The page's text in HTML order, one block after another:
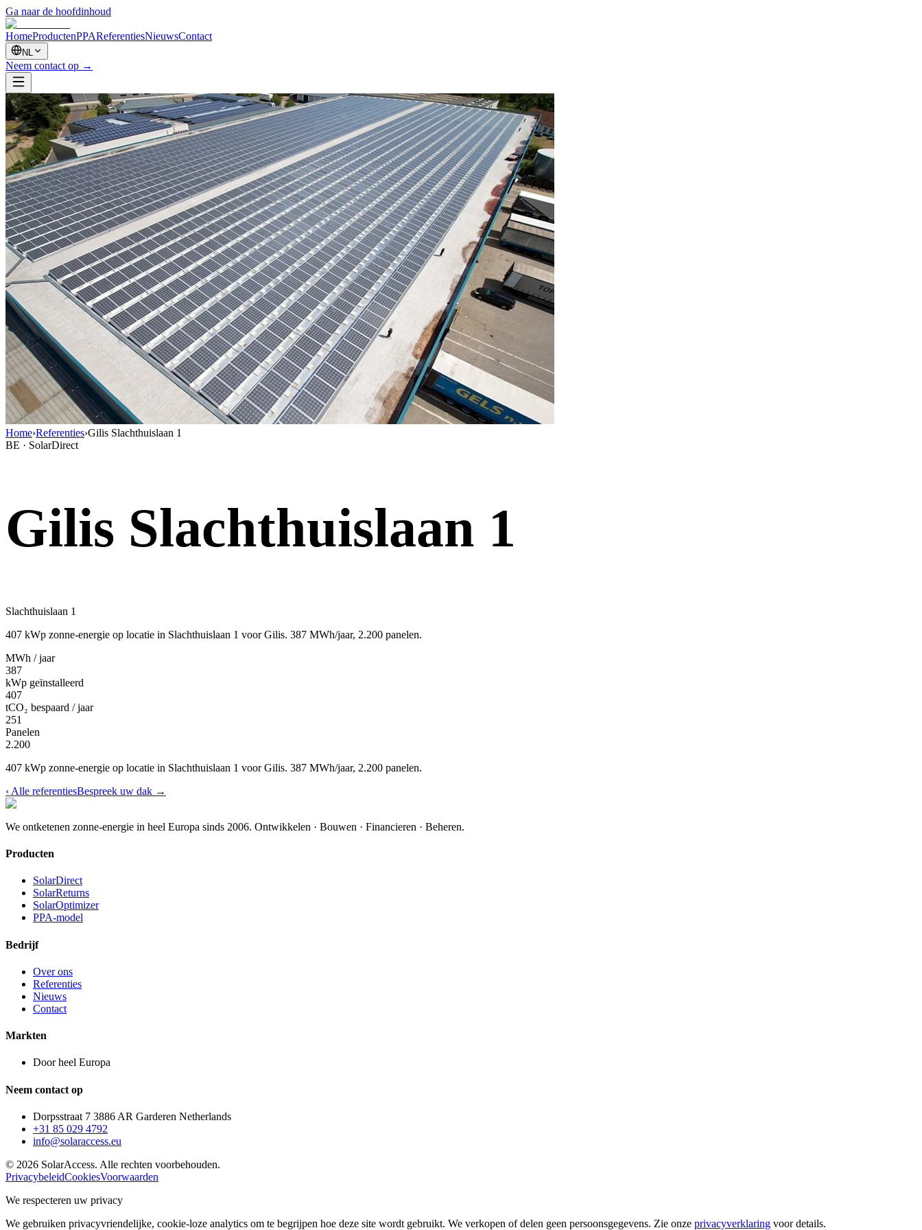
Ga naar de hoofdinhoud
HomeProductenPPAReferentiesNieuwsContact
NL
Neem contact op →
Home›Referenties›Gilis Slachthuislaan 1
BE · SolarDirect
Gilis Slachthuislaan 1
Slachthuislaan 1
407 kWp zonne-energie op locatie in Slachthuislaan 1 voor Gilis. 387 MWh/jaar, 2.200 panelen.
MWh / jaar
387
kWp geïnstalleerd
407
tCO₂ bespaard / jaar
251
Panelen
2.200
407 kWp zonne-energie op locatie in Slachthuislaan 1 voor Gilis. 387 MWh/jaar, 2.200 panelen.
‹ Alle referentiesBespreek uw dak →
We ontketenen zonne-energie in heel Europa sinds 2006. Ontwikkelen · Bouwen · Financieren · Beheren.
Producten
SolarDirect
SolarReturns
SolarOptimizer
PPA-model
Bedrijf
Over ons
Referenties
Nieuws
Contact
Markten
Door heel Europa
Neem contact op
Dorpsstraat 7 3886 AR Garderen Netherlands
+31 85 029 4792
info@solaraccess.eu
© 2026 SolarAccess. Alle rechten voorbehouden.
PrivacybeleidCookiesVoorwaarden
We respecteren uw privacy
We gebruiken privacyvriendelijke, cookie-loze analytics om te begrijpen hoe deze site wordt gebruikt. We verkopen of delen geen persoonsgegevens. Zie onze privacyverklaring voor details.